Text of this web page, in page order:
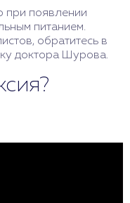
при появлении
питанием.
обратитесь в
доктора Шурова.